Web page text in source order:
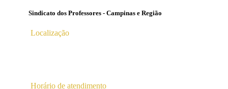
Sindicato dos Professores - Campinas e Região
Localização
Horário de atendimento